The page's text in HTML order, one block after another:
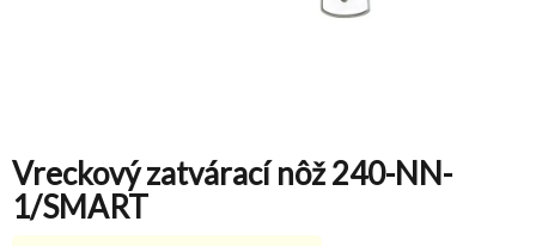
Vreckový zatvárací nôž 240-NN-
1/SMART